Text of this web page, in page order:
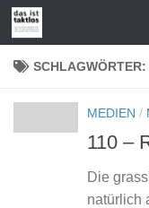
Zum Inhalt
SCHLAGWÖRTER:
MEDIEN /
110 –
Die
natürlich